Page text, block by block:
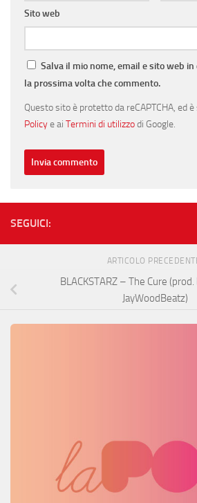
Sito web
Salva il mio nome, email e sito web
la prossima volta che commento.
Questo sito è protetto da reCAPTCHA, ed
Policye ai Termini di utilizzodi Google.
SEGUICI:
ARTICOLO
BLACKSTARZ – The Cure
JayWoodBeatz)